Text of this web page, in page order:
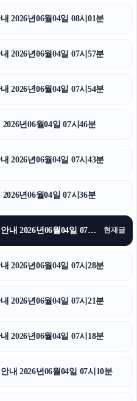
강동하수구막힘
광교피부과
강동구하수구막힘
2026년06월04일 08시01분
2026년06월04일 07시57분
2026년06월04일 07시54분
년06월04일 07시46분
2026년06월04일 07시43분
년06월04일 07시36분
중드다운로드 문의 전 확인 안내 2026년06월04일 07시32분 현재글
2026년06월04일 07시28분
2026년06월04일 07시21분
2026년06월04일 07시18분
내 2026년06월04일 07시10분